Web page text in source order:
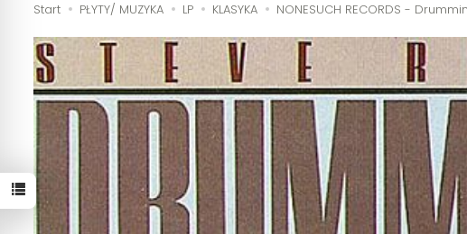
Start PŁYTY/ MUZYKA LP KLASYKA NONESUCH RECORDS -